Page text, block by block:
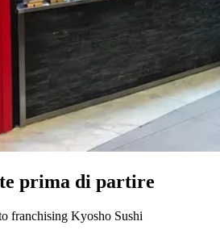
prima di partire
franchising Kyosho Sushi